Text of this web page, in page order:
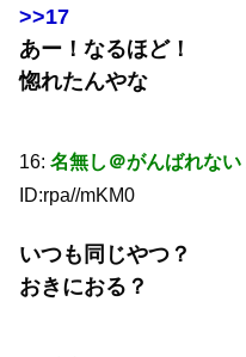
>>17
あー！なるほど！
惚れたんやな
16: 名無し＠がんばれない
ID:rpa//mKM0
いつも同じやつ？
おきにおる？